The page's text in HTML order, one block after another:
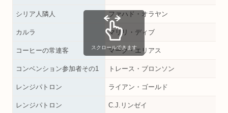
シリア人隣人 ファハド・オラヤン
カルラ マリリ・ディブ
コーヒーの常連客 マーク・エリアス
コンベンション参加者その1 トレース・ブロンソン
レンジパトロン ライアン・ゴールド
レンジパトロン C.J.リンゼイ
スクロールできます